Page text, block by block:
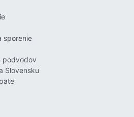
sporenie
podvodov
Slovensku